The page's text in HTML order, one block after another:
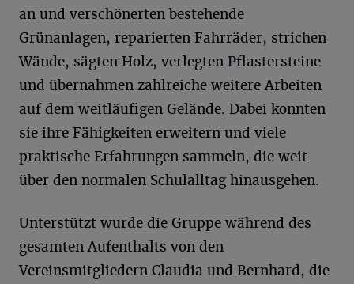
an und verschönerten bestehende
Grünanlagen, reparierten Fahrräder, strichen
Wände, sägten Holz, verlegten Pflastersteine
und übernahmen zahlreiche weitere Arbeiten
auf dem weitläufigen Gelände. Dabei konnten
sie ihre Fähigkeiten erweitern und viele
praktische Erfahrungen sammeln, die weit
über den normalen Schulalltag hinausgehen.
Unterstützt wurde die Gruppe während des
gesamten Aufenthalts von den
Vereinsmitgliedern Claudia und Bernhard, die